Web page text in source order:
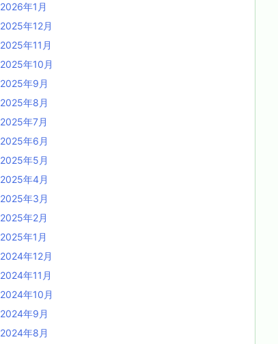
2026年1月
2025年12月
2025年11月
2025年10月
2025年9月
2025年8月
2025年7月
2025年6月
2025年5月
2025年4月
2025年3月
2025年2月
2025年1月
2024年12月
2024年11月
2024年10月
2024年9月
2024年8月